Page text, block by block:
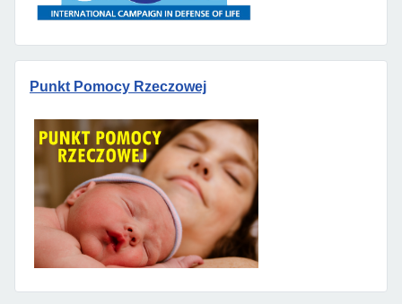
Punkt Pomocy Rzeczowej